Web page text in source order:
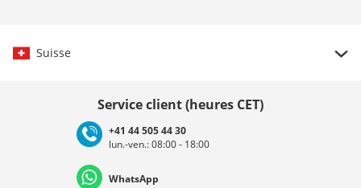
Suisse
Deutschland Österreich
Service client (heures CET)
+41 44 505 44 30
lun.-ven.: 08:00 - 18:00
WhatsApp